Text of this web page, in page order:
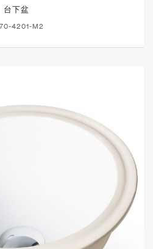
台下盆
4201-M2